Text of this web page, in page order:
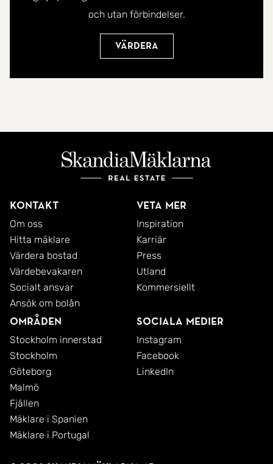
och utan förbindelser.
Värdera
Kontakt
Om oss
Hitta mäklare
Värdera bostad
Värdebevakaren
Socialt ansvar
Ansök om bolån
Veta mer
Inspiration
Karriär
Press
Utland
Kommersiellt
Områden
Stockholm innerstad
Stockholm
Göteborg
Malmö
Fjällen
Mäklare i Spanien
Mäklare i Portugal
Sociala medier
Instagram
Facebook
LinkedIn